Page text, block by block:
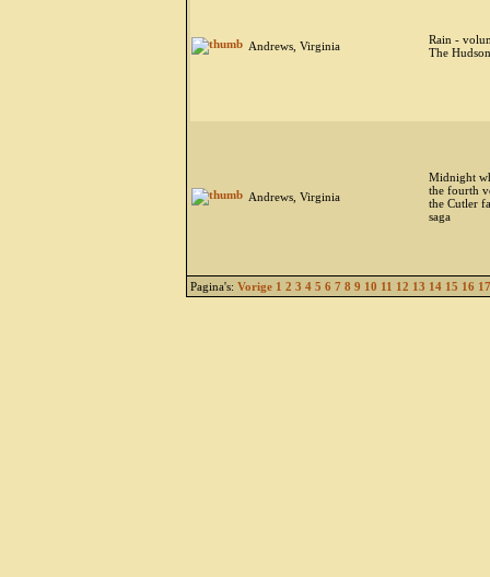
Andrews, Virginia
Rain -
The
Andrews, Virginia
Midnight
the fourth
the Cutler
saga
Pagina's: Vorige 1 2 3 4 5 6 7 8 9 10 11 12 13 14 15 16 17